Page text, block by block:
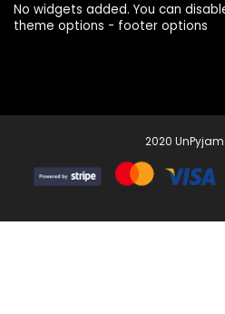
No widgets added. You can
theme options - footer options
2020